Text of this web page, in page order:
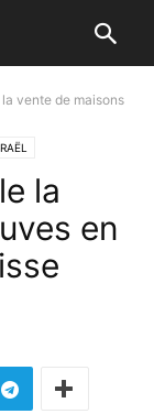
vente de maisons
la
en